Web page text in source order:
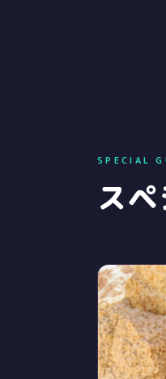
SPECIAL
ス